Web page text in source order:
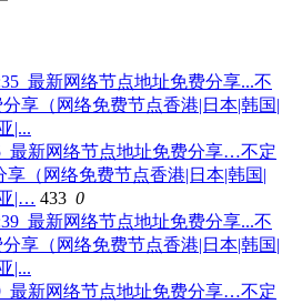
最新网络节点地址免费分享…不定
（网络免费节点香港|日本|韩国|
|… 433 0
最新网络节点地址免费分享…不定